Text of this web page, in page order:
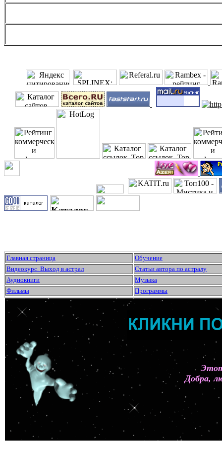
Главная страница
Обучение
Видеокурс. Выход в астрал
Статьи автора по астралу
Аудиокниги
Музыка
Фильмы
Программы
Добра,